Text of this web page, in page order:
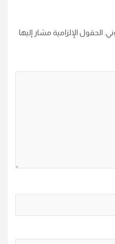
الحقول الإلزامية مشار إليها